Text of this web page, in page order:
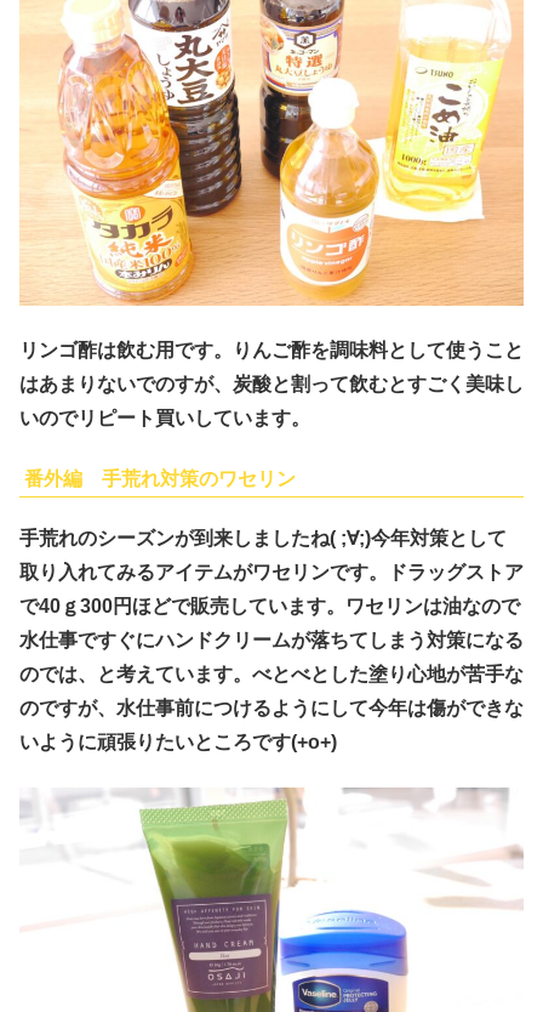
リンゴ酢は飲む用です。りんご酢を調味料として使うこと
はあまりないでのすが、炭酸と割って飲むとすごく美味し
いのでリピート買いしています。
番外編 手荒れ対策のワセリン
手荒れのシーズンが到来しましたね( ;∀;)今年対策として
取り入れてみるアイテムがワセリンです。ドラッグストア
で40ｇ300円ほどで販売しています。ワセリンは油なので
水仕事ですぐにハンドクリームが落ちてしまう対策になる
のでは、と考えています。べとべとした塗り心地が苦手な
のですが、水仕事前につけるようにして今年は傷ができな
いように頑張りたいところです(+o+)